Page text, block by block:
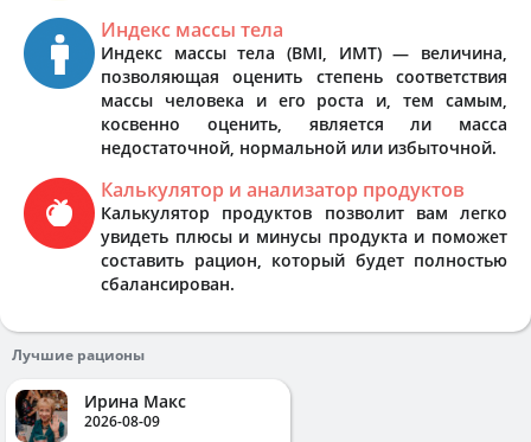
Индекс массы тела
Индекс массы тела (BMI, ИМТ) — величина,
позволяющая оценить степень соответствия
массы человека и его роста и, тем самым,
косвенно оценить, является ли масса
недостаточной, нормальной или избыточной.
Калькулятор и анализатор продуктов
Калькулятор продуктов позволит вам легко
увидеть плюсы и минусы продукта и поможет
составить рацион, который будет полностью
сбалансирован.
Лучшие рационы
Ирина Макс
2026-08-09